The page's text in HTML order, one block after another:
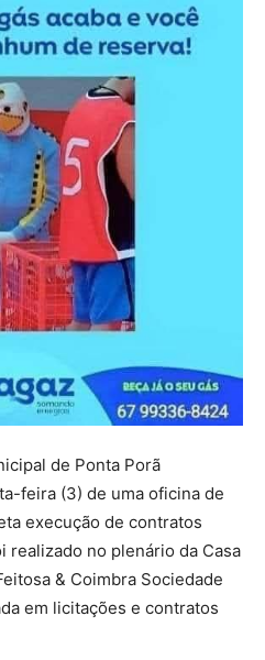
de Ponta Porã
feira (3) de uma oficina de
execução de contratos
realizado no plenário da Casa
& Coimbra Sociedade
em licitações e contratos